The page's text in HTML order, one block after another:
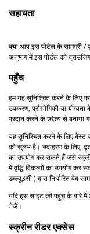
सहायता
क्या आप इस पोर्टल के सामग्री /
अनुभाग में इस पोर्टल को
पहुँच
हम यह सुनिश्चित करने के लिए
उपकरण, प्रौद्योगिकी या
प्रदान करने के उद्देश्य से बनाया
यह सुनिश्चित करने के लिए बेस्ट
को सुलभ है। उदाहरण के लिए,
का उपयोग कर सकते हैं जैसे
में वृद्धि विकल्पों का उपयोग कर
डब्ल्यू3सी ) द्वारा निर्धारित वेब
यदि इस साइट की पहुंच के बारे
भेजें।
स्क्रीन रीडर एक्सेस